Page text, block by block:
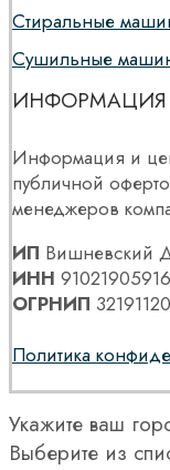
Стиральные
Сушильные
ИНФОРМАЦИЯ
Информация и
публичной
менеджеров
ИП Вишневский
ИНН
ОГРНИП
Политика
Укажите ваш
Выберите из